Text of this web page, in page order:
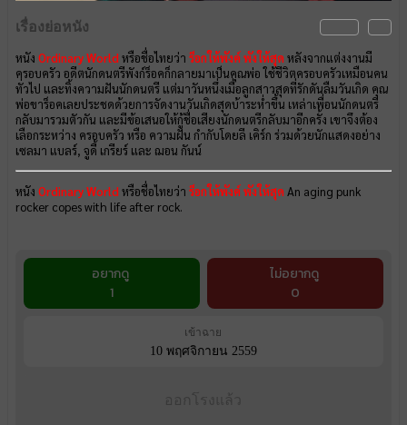
เรื่องย่อหนัง
หนัง Ordinary Worldหรือชื่อไทยว่า ร็อกให้พังค์ พังให้สุด หลังจากแต่งงานมี
ครอบครัว อดีตนักดนตรีพังก์ร็อคก็กลายมาเป็นคุณพ่อ ใช้ชีวิตครอบครัวเหมือนคน
ทั่วไป และทิ้งความฝันนักดนตรี แต่มาวันหนึ่งเมื่อลูกสาวสุดที่รักดันลืมวันเกิด คุณ
พ่อขาร็อคเลยประชดด้วยการจัดงานวันเกิดสุดบ้าระห่ำขึ้น เหล่าเพื่อนนักดนตรี
กลับมารวมตัวกัน และมีข้อเสนอให้กู้ชื่อเสียงนักดนตรีกลับมาอีกครั้ง เขาจึงต้อง
เลือกระหว่าง ครอบครัว หรือ ความฝัน กำกับโดยลี เคิร์ก ร่วมด้วยนักแสดงอย่าง
เซลมา แบลร์, จูดี้ เกรียร์ และ ฌอน กันน์
หนัง Ordinary Worldหรือชื่อไทยว่า ร็อกให้พังค์ พังให้สุด An aging punk
rocker copes with life after rock.
อยากดู
1
ไม่อยากดู
0
เข้าฉาย
10 พฤศจิกายน 2559